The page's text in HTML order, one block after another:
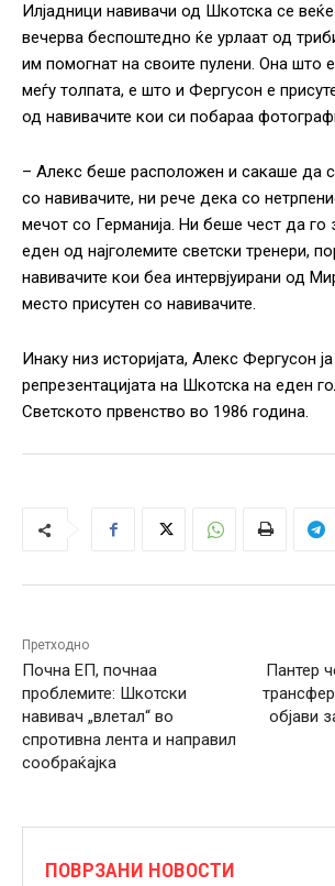
Илјадници навивачи од Шкотска се
вечерва беспоштедно ќе урлаат од
им помогнат на своите пулени. Она што е
меѓу толпата, е што и Фергусон е
од навивачите кои си побараа
– Алекс беше расположен и сакаше да
со навивачите, ни рече дека со
мечот со Германија. Ни беше чест да го
еден од најголемите светски тренери,
навивачите кои беа интервјуирани од
место присутен со навивачите.
Инаку низ историјата, Алекс Фергусон
репрезентацијата на Шкотска на еден
Светското првенство во 1986 година.
Претходно
Почна ЕП, почнаа
проблемите: Шкотски
навивач „влетал“ во
спротивна лента и направил
сообраќајка
Пантер
објави
ПОВРЗАНИ НОВОСТИ